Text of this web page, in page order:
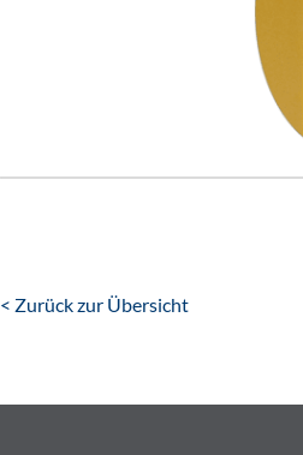
< Zurück zur Übersicht